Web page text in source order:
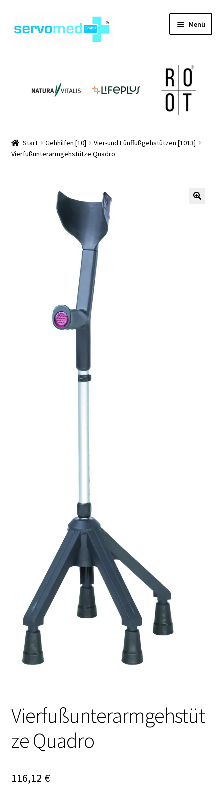
Navigation
Inhalt
Menü
öffnen
Pflegehilfsmittel
öffnen
Start Gehhilfen [10]
Vier-und Fünffußgehstützen [1013]
Vierfußunterarmgehstütze Quadro
Vierfußunterarmgehstüt
ze Quadro
116,12 €